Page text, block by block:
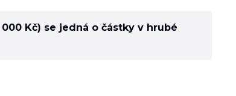
Kč) se jedná o částky v hrubé